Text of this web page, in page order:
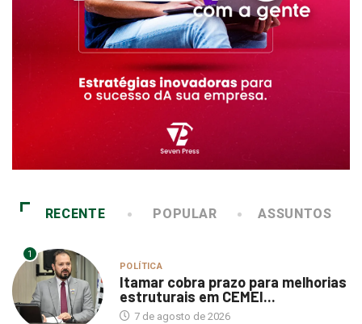
RECENTE POPULAR ASSUNTOS
1
POLÍTICA
Itamar cobra prazo para melhorias
estruturais em CEMEI...
7 de agosto de 2026